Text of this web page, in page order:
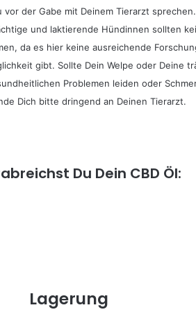
der Gabe mit Deinem Tierarzt
und laktierende Hündinnen sollten
da es hier keine ausreichende
gibt. Sollte Dein Welpe oder Deine
Problemen leiden oder
Dich bitte dringend an Deinen Tierarzt.
Du Dein CBD Öl:
Lagerung